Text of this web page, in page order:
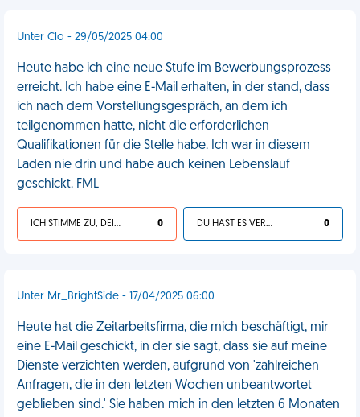
Unter Clo - 29/05/2025 04:00
Heute habe ich eine neue Stufe im Bewerbungsprozess
erreicht. Ich habe eine E-Mail erhalten, in der stand, dass
ich nach dem Vorstellungsgespräch, an dem ich
teilgenommen hatte, nicht die erforderlichen
Qualifikationen für die Stelle habe. Ich war in diesem
Laden nie drin und habe auch keinen Lebenslauf
geschickt. FML
ICH STIMME ZU, DEIN LEBEN IST SCHEISSE 0 DU HAST ES VERDIENT 0
Unter Mr_BrightSide - 17/04/2025 06:00
Heute hat die Zeitarbeitsfirma, die mich beschäftigt, mir
eine E-Mail geschickt, in der sie sagt, dass sie auf meine
Dienste verzichten werden, aufgrund von 'zahlreichen
Anfragen, die in den letzten Wochen unbeantwortet
geblieben sind.' Sie haben mich in den letzten 6 Monaten